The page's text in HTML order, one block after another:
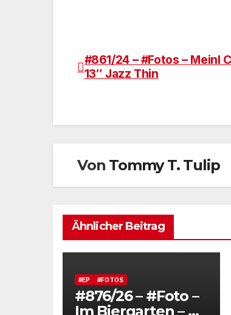
#861/24 – #Fotos – Meinl
13″ Jazz Thin
Von Tommy T. Tulip
Ähnlicher Beitrag
#EP #FOTOS
#876/26 – #Foto –
Im Biergarten – At